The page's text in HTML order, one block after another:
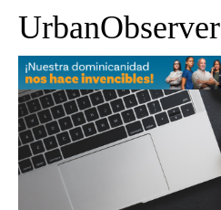
UrbanObserver